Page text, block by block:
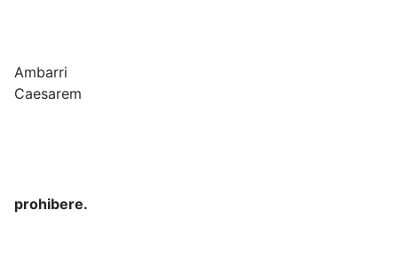
Ambarri
Caesarem
prohibere.